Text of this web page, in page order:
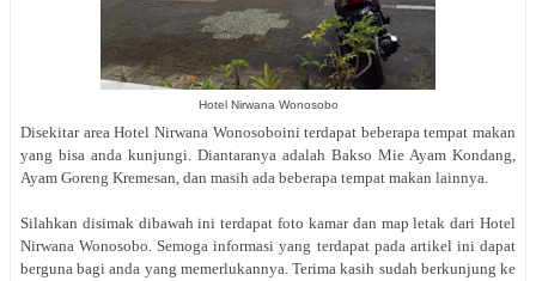
Hotel Nirwana Wonosobo
Disekitar area Hotel Nirwana Wonosoboini terdapat beberapa tempat makan
yang bisa anda kunjungi. Diantaranya adalah Bakso Mie Ayam Kondang,
Ayam Goreng Kremesan, dan masih ada beberapa tempat makan lainnya.
Silahkan disimak dibawah ini terdapat foto kamar dan map letak dari Hotel
Nirwana Wonosobo. Semoga informasi yang terdapat pada artikel ini dapat
berguna bagi anda yang memerlukannya. Terima kasih sudah berkunjung ke